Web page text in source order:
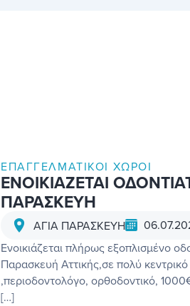
ΕΠΑΓΓΕΛΜΑΤΙΚΟΊ ΧΏΡΟΙ
ΕΝΟΙΚΙΑΖΕΤΑΙ
ΠΑΡΑΣΚΕΥΗ
ΑΓΙΑ ΠΑΡΑΣΚΕΥΗ
Ενοικιάζεται πλήρως εξοπλισμένο
Παρασκευή Αττικής,σε πολύ
,περιοδοντολόγο, ορθοδοντικό,
[…]